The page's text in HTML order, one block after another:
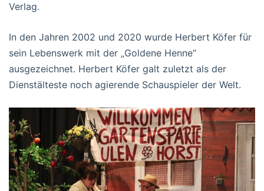
Verlag.
In den Jahren 2002 und 2020 wurde Herbert Köfer für
sein Lebenswerk mit der „Goldene Henne“
ausgezeichnet. Herbert Köfer galt zuletzt als der
Dienstälteste noch agierende Schauspieler der Welt.